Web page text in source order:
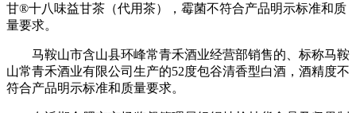
甘®十八味益甘茶（代用茶），霉菌不符合产品明示标准和质
量要求。
马鞍山市含山县环峰常青禾酒业经营部销售的、标称马鞍
山常青禾酒业有限公司生产的52度包谷清香型白酒，酒精度不
符合产品明示标准和质量要求。